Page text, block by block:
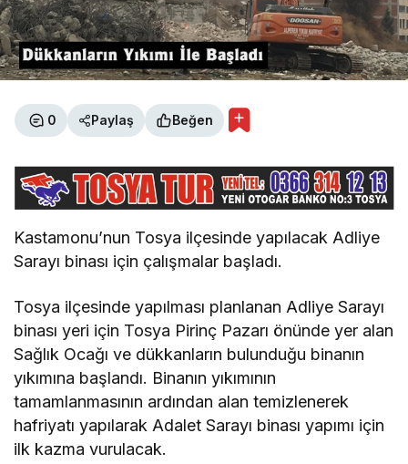
0 Paylaş Beğen
Kastamonu’nun Tosya ilçesinde yapılacak Adliye
Sarayı binası için çalışmalar başladı.
Tosya ilçesinde yapılması planlanan Adliye Sarayı
binası yeri için Tosya Pirinç Pazarı önünde yer alan
Sağlık Ocağı ve dükkanların bulunduğu binanın
yıkımına başlandı. Binanın yıkımının
tamamlanmasının ardından alan temizlenerek
hafriyatı yapılarak Adalet Sarayı binası yapımı için
ilk kazma vurulacak.